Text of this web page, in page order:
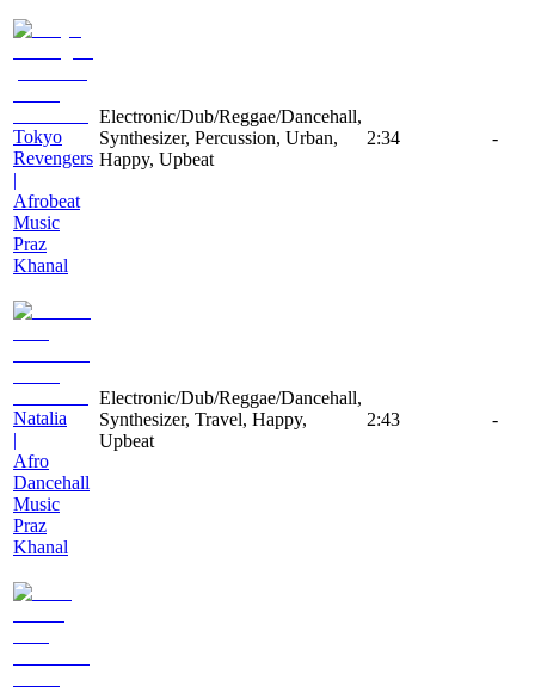
Tokyo
Revengers
|
Afrobeat
Music
Praz
Khanal
Electronic/Dub/Reggae/Dancehall,
Synthesizer, Percussion, Urban,
Happy, Upbeat
2:34 -
Natalia
|
Afro
Dancehall
Music
Praz
Khanal
Electronic/Dub/Reggae/Dancehall,
Synthesizer, Travel, Happy,
Upbeat
2:43 -